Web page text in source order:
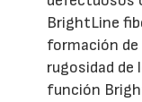
BrightLine
formación de
rugosidad de
función